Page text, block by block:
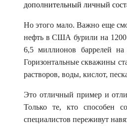
дополнительный личный
Но этого мало. Важно еще
нефть в США бурили на 1200
6,5 миллионов баррелей
Горизонтальные скважины
растворов, воды, кислот,
Это отличный пример и
Только те, кто способен
специалистов переживут